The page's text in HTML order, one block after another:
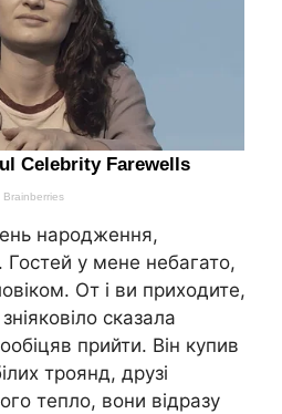
нapoдження,
у мене небагато,
От і ви приходите,
сказала
прийти. Він купив
троянд, друзі
тепло, вони відразу